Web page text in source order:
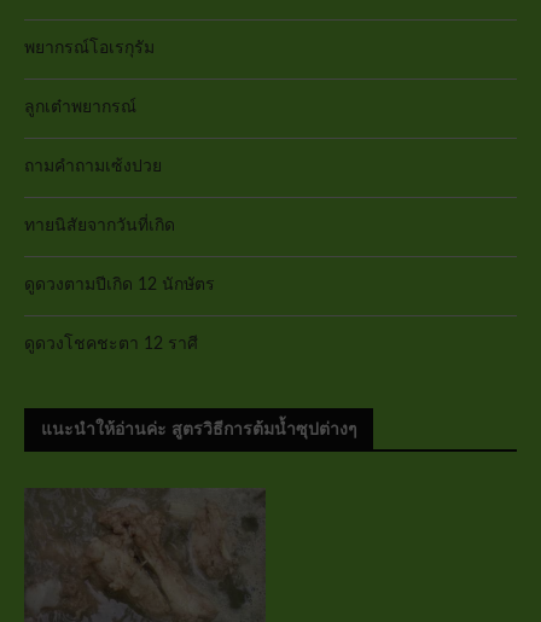
พยากรณ์โอเรกุรัม
ลูกเต๋าพยากรณ์
ถามคำถามเซ้งปวย
ทายนิสัยจากวันที่เกิด
ดูดวงตามปีเกิด 12 นักษัตร
ดูดวงโชคชะตา 12 ราศี
แนะนำให้อ่านค่ะ สูตรวิธีการต้มน้ำซุปต่างๆ